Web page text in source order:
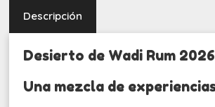
Descripción
Desierto de Wadi Rum
Una mezcla de